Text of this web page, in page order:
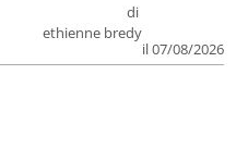
di
ethienne bredy
il 07/08/2026